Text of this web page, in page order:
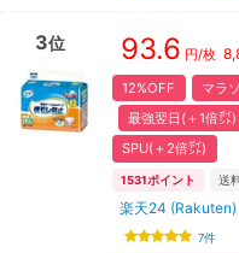
3位 93.6 円/枚
12%OFF マラ
最強翌日(＋1倍㌽)
SPU(＋2倍㌽)
1531ポイント 送
楽天24 (Rakuten)
7件